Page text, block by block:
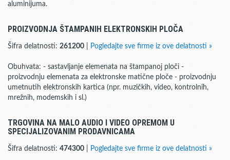
aluminijuma.
PROIZVODNJA ŠTAMPANIH ELEKTRONSKIH PLOČA
Šifra delatnosti: 261200 Pogledajte sve firme iz ove delatnosti »
Obuhvata: - sastavljanje elemenata na štampanoj ploči -
proizvodnju elemenata za elektronske matične ploče - proizvodnju
umetnutih elektronskih kartica (npr. muzičkih, video, kontrolnih,
mrežnih, modemskih i sl.)
TRGOVINA NA MALO AUDIO I VIDEO OPREMOM U
SPECIJALIZOVANIM PRODAVNICAMA
Šifra delatnosti: 474300 Pogledajte sve firme iz ove delatnosti »